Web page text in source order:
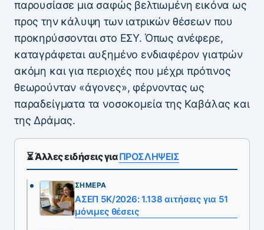
παρουσίασε μια σαφώς βελτιωμένη εικόνα ως
προς την κάλυψη των ιατρικών θέσεων που
προκηρύσσονται στο ΕΣΥ. Όπως ανέφερε,
καταγράφεται αυξημένο ενδιαφέρον γιατρών
ακόμη και για περιοχές που μέχρι πρότινος
θεωρούνταν «άγονες», φέρνοντας ως
παραδείγματα τα νοσοκομεία της Καβάλας και
της Δράμας.
⏳ Άλλες ειδήσεις γιαΠΡΟΣΛΗΨΕΙΣ
ΣΉΜΕΡΑ
ΑΣΕΠ 5Κ/2026: 1.138 αιτήσεις για 51
μόνιμες θέσεις